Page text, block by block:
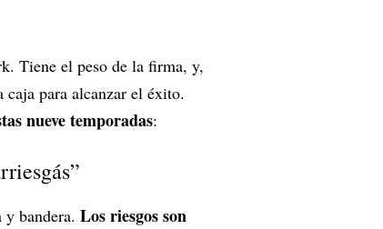
Tiene el peso de la firma, y,
caja para alcanzar el éxito.
nueve temporadas:
bandera. Los riesgos son